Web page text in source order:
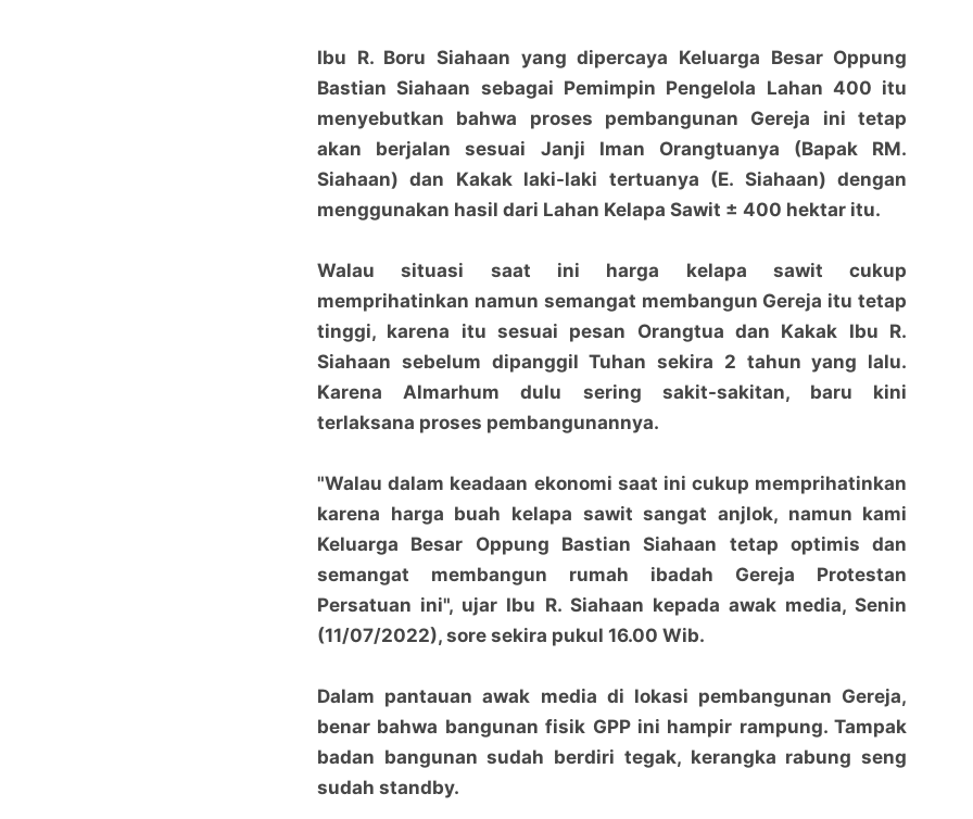
Owner Lahan 400
penaraja.com
Bagikan ke media lain
Ibu R. Boru Siahaan yang dipercaya Keluarga Besar Oppung
Bastian Siahaan sebagai Pemimpin Pengelola Lahan 400 itu
menyebutkan bahwa proses pembangunan Gereja ini tetap
akan berjalan sesuai Janji Iman Orangtuanya (Bapak RM.
Siahaan) dan Kakak laki-laki tertuanya (E. Siahaan) dengan
menggunakan hasil dari Lahan Kelapa Sawit ± 400 hektar itu.
Walau situasi saat ini harga kelapa sawit cukup
memprihatinkan namun semangat membangun Gereja itu tetap
tinggi, karena itu sesuai pesan Orangtua dan Kakak Ibu R.
Siahaan sebelum dipanggil Tuhan sekira 2 tahun yang lalu.
Karena Almarhum dulu sering sakit-sakitan, baru kini
terlaksana proses pembangunannya.
"Walau dalam keadaan ekonomi saat ini cukup memprihatinkan
karena harga buah kelapa sawit sangat anjlok, namun kami
Keluarga Besar Oppung Bastian Siahaan tetap optimis dan
semangat membangun rumah ibadah Gereja Protestan
Persatuan ini", ujar Ibu R. Siahaan kepada awak media, Senin
(11/07/2022), sore sekira pukul 16.00 Wib.
Dalam pantauan awak media di lokasi pembangunan Gereja,
benar bahwa bangunan fisik GPP ini hampir rampung. Tampak
badan bangunan sudah berdiri tegak, kerangka rabung seng
sudah standby.
Owner Lahan 400
penaraja.com
Bagikan ke media lain